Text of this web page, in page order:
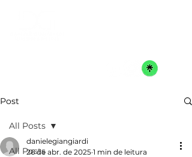
Post
All Posts
All Posts
danielegiangiardi
26 de abr. de 2025 1 min de leitura